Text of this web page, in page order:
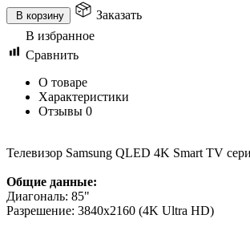
В корзину
Заказать
В избранное
Сравнить
О товаре
Характеристики
Отзывы 0
Телевизор Samsung QLED 4K Smart TV
Общие данные:
Диагональ: 85"
Разрешение: 3840x2160 (4K Ultra HD)